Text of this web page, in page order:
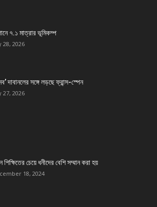
৭.১ মাত্রার ভূমিকম্প
28, 2026
দাবানলের সঙ্গে লড়ছে ফ্রান্স-স্পেন
27, 2026
শিক্ষিতের চেয়ে ধনীদের বেশি সম্মান করা হয়
18, 2024